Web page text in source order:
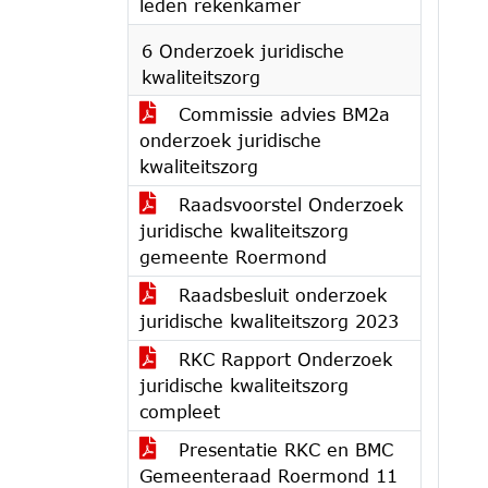
leden rekenkamer
6 Onderzoek juridische
kwaliteitszorg
Commissie advies BM2a
onderzoek juridische
kwaliteitszorg
Raadsvoorstel Onderzoek
juridische kwaliteitszorg
gemeente Roermond
Raadsbesluit onderzoek
juridische kwaliteitszorg 2023
RKC Rapport Onderzoek
juridische kwaliteitszorg
compleet
Presentatie RKC en BMC
Gemeenteraad Roermond 11